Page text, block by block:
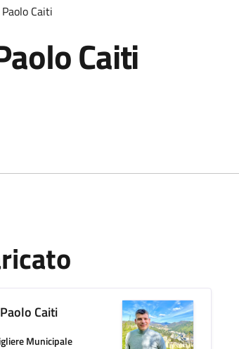
Paolo Caiti
Caiti
Paolo Caiti
Municipale